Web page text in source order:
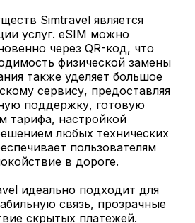
Simtravel является
услуг. eSIM можно
через QR-код, что
физической замены
также уделяет большое
сервису, предоставляя
поддержку, готовую
тарифа, настройкой
любых технических
пользователям
в дороге.
идеально подходит для
связь, прозрачные
скрытых платежей.